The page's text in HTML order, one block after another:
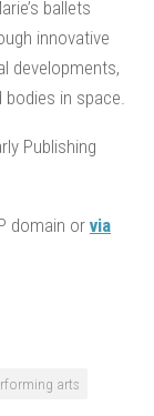
ballets
innovative
developments,
in space.
Publishing
domain or via
arts